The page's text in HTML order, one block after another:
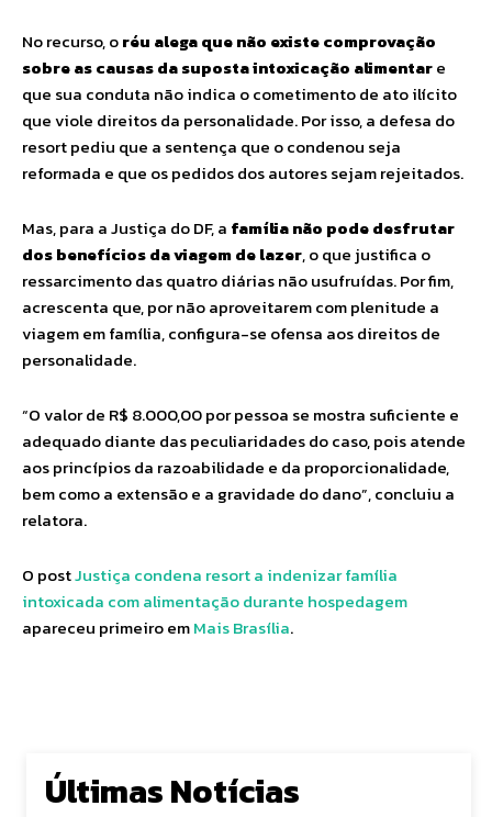
No recurso, oréu alega quenão existe comprovação
sobre as causas da suposta intoxicação alimentare
que sua conduta não indica o cometimento de ato ilícito
que viole direitos da personalidade. Por isso, a defesa do
resort pediu que a sentença que o condenou seja
reformada e que os pedidos dos autores sejam rejeitados.
Mas, para a Justiça do DF, a família não pode desfrutar
dos benefícios da viagem de lazer, o que justifica o
ressarcimento das quatro diárias não usufruídas. Por fim,
acrescenta que, por não aproveitarem com plenitude a
viagem em família, configura-se ofensa aos direitos de
personalidade.
“O valor de R$ 8.000,00 por pessoa se mostra suficiente e
adequado diante das peculiaridades do caso, pois atende
aos princípios da razoabilidade e da proporcionalidade,
bem como a extensão e a gravidade do dano”, concluiu a
relatora.
O postJustiça condena resort a indenizar família
intoxicada com alimentação durante hospedagem
apareceu primeiro emMais Brasília.
Últimas Notícias